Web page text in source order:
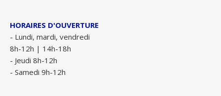
HORAIRES D'OUVERTURE
- Lundi, mardi, vendredi
8h-12h | 14h-18h
- Jeudi 8h-12h
- Samedi 9h-12h